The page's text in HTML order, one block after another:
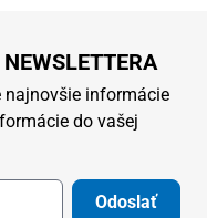
informácie
do vašej
Odoslať